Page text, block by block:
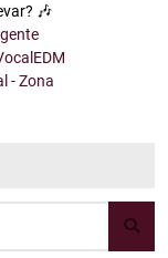
🎶
- Zona